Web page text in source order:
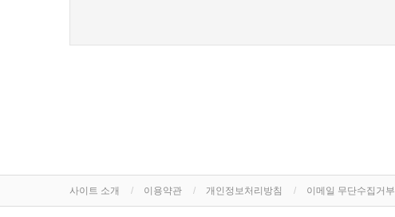
사이트 소개 이용약관 개인정보처리방침 이메일 무단수집거부